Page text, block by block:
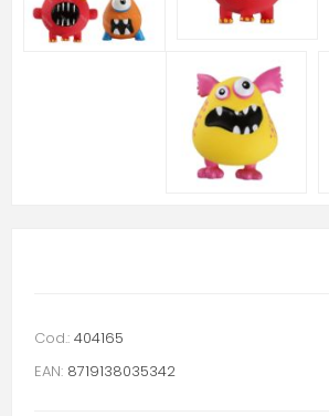
Cod.: 404165
EAN: 8719138035342